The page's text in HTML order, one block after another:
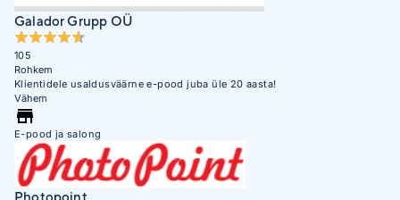
Galador Grupp OÜ
105
Rohkem
Klientidele usaldusväärne e-pood juba üle 20 aasta!
Vähem
E-pood ja salong
Photopoint